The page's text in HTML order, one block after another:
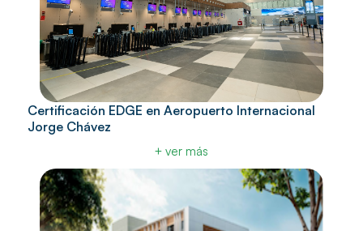
Certificación EDGE en Aeropuerto Internacional
Jorge Chávez
+ ver más